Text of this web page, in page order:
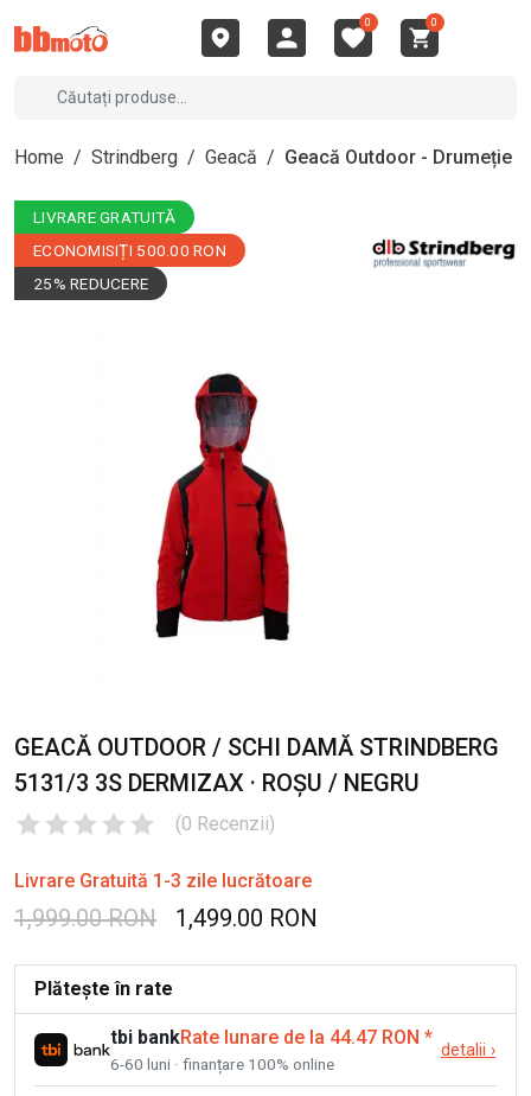
0 0
Home / Strindberg / Geacă / Geacă Outdoor - Drumeție
LIVRARE GRATUITĂ
ECONOMISIȚI 500.00 RON
25% REDUCERE
GEACĂ OUTDOOR / SCHI DAMĂ STRINDBERG
5131/3 3S DERMIZAX · ROȘU / NEGRU
(0 Recenzii)
Livrare Gratuită 1-3 zile lucrătoare
1,999.00 RON 1,499.00 RON
Plătește în rate
tbi bankRate lunare de la 44.47 RON *
6-60 luni · finanțare 100% online
detalii ›